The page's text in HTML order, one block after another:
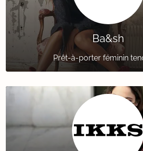
Ba&sh
Prêt-à-porter féminin